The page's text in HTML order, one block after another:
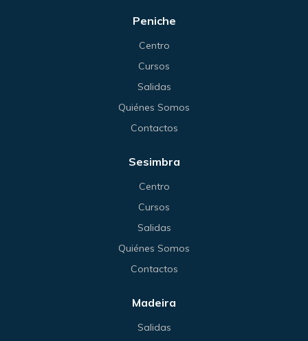
Peniche
Centro
Cursos
Salidas
Quiénes Somos
Contactos
Sesimbra
Centro
Cursos
Salidas
Quiénes Somos
Contactos
Madeira
Salidas